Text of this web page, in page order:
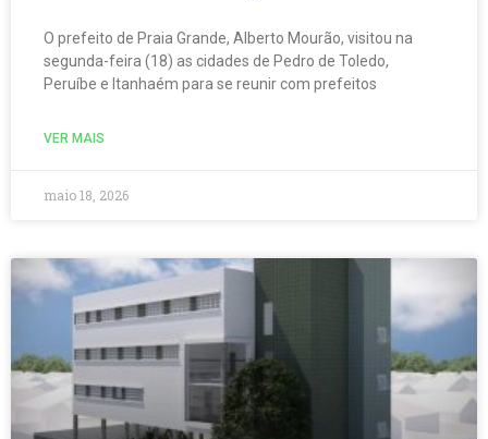
O prefeito de Praia Grande, Alberto Mourão, visitou na
segunda-feira (18) as cidades de Pedro de Toledo,
Peruíbe e Itanhaém para se reunir com prefeitos
VER MAIS
maio 18, 2026